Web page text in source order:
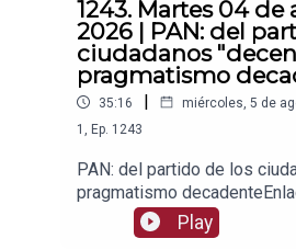
1243. Martes 04 de
2026 | PAN: del
ciudadanos
pragmatismo
35:16 | miércoles, 5 de
1
Ep. 1243
PAN: del partido de los
pragmatismo
Patreon:https://
ace para hacer donaciones vía
Play